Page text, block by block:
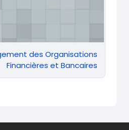
des Organisations
Financières et Bancaires